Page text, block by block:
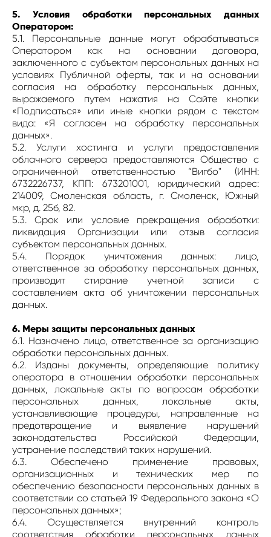
5. Условия обработки персональных данных
Оператором:
5.1. Персональные данные могут обрабатываться
Оператором как на основании договора,
заключенного с субъектом персональных данных на
условиях Публичной оферты, так и на основании
согласия на обработку персональных данных,
выражаемого путем нажатия на Сайте кнопки
«Подписаться» или иные кнопки рядом с текстом
вида: «Я согласен на обработку персональных
данных».
5.2. Услуги хостинга и услуги предоставления
облачного сервера предоставляются Общество с
ограниченной ответственностью “Вигбо" (ИНН:
6732226737, КПП: 673201001, юридический адрес:
214009, Смоленская область, г. Смоленск, Южный
мкр, д. 25б, 82.
5.3. Срок или условие прекращения обработки:
ликвидация Организации или отзыв согласия
субъектом персональных данных.
5.4. Порядок уничтожения данных: лицо,
ответственное за обработку персональных данных,
производит стирание учетной записи с
составлением акта об уничтожении персональных
данных.
6. Меры защиты персональных данных
6.1. Назначено лицо, ответственное за организацию
обработки персональных данных.
6.2. Изданы документы, определяющие политику
оператора в отношении обработки персональных
данных, локальные акты по вопросам обработки
персональных данных, локальные акты,
устанавливающие процедуры, направленные на
предотвращение и выявление нарушений
законодательства Российской Федерации,
устранение последствий таких нарушений.
6.3. Обеспечено применение правовых,
организационных и технических мер по
обеспечению безопасности персональных данных в
соответствии со статьей 19 Федерального закона «О
персональных данных»;
6.4. Осуществляется внутренний контроль
соответствия обработки персональных данных